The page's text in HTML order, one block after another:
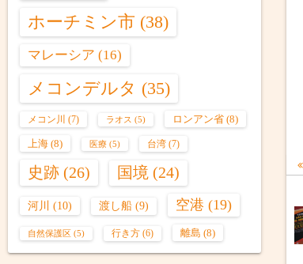
ホーチミン市 (38)
マレーシア (16)
メコンデルタ (35)
メコン川 (7) ラオス (5) ロンアン省 (8)
上海 (8) 医療 (5) 台湾 (7)
史跡 (26) 国境 (24)
河川 (10) 渡し船 (9) 空港 (19)
自然保護区 (5) 行き方 (6) 離島 (8)